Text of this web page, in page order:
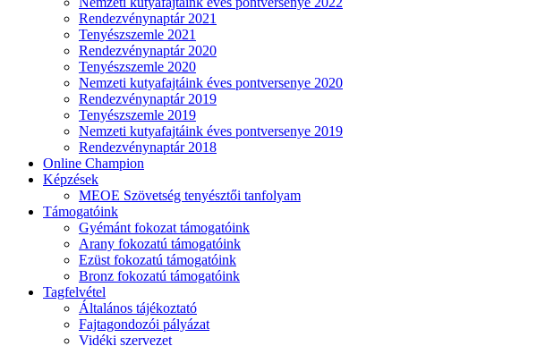
Rendezvénynaptár 2021
Tenyészszemle 2021
Rendezvénynaptár 2020
Tenyészszemle 2020
Nemzeti kutyafajtáink éves pontversenye 2020
Rendezvénynaptár 2019
Tenyészszemle 2019
Nemzeti kutyafajtáink éves pontversenye 2019
Rendezvénynaptár 2018
Online Champion
Képzések
MEOE Szövetség tenyésztői tanfolyam
Támogatóink
Gyémánt fokozat támogatóink
Arany fokozatú támogatóink
Ezüst fokozatú támogatóink
Bronz fokozatú támogatóink
Tagfelvétel
Általános tájékoztató
Fajtagondozói pályázat
Vidéki szervezet